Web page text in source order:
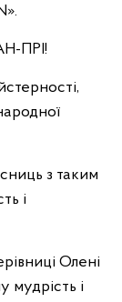
ПРІ!
з таким
і
Олені
мудрість і